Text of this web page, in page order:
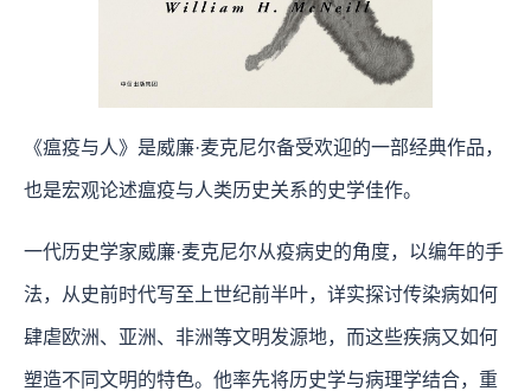
《瘟疫与人》是威廉·麦克尼尔备受欢迎的一部经典作品，
也是宏观论述瘟疫与人类历史关系的史学佳作。
一代历史学家威廉·麦克尼尔从疫病史的角度，以编年的手
法，从史前时代写至上世纪前半叶，详实探讨传染病如何
肆虐欧洲、亚洲、非洲等文明发源地，而这些疾病又如何
塑造不同文明的特色。他率先将历史学与病理学结合，重